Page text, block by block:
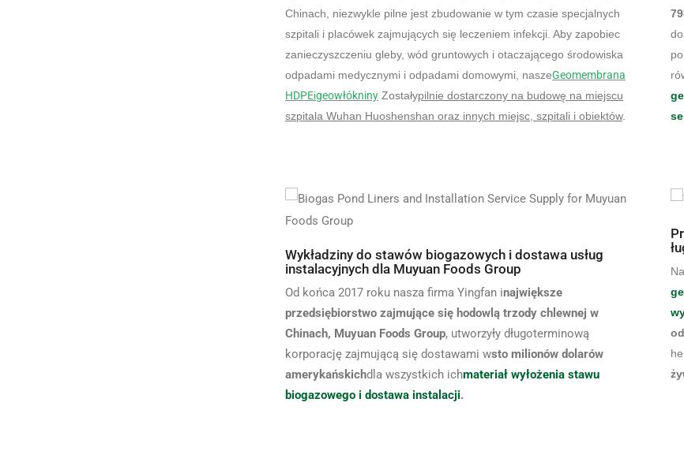
Chinach, niezwykle pilne jest zbudowanie w tym czasie specjalnych
szpitali i placówek zajmujących się leczeniem infekcji. Aby zapobiec
zanieczyszczeniu gleby, wód gruntowych i otaczającego środowiska
odpadami medycznymi i odpadami domowymi, naszeGeomembrana
HDPEigeowłókniny Zostałypilnie dostarczony na budowę na miejscu
szpitala Wuhan Huoshenshan oraz innych miejsc, szpitali i obiektów.
Wykładziny do stawów biogazowych i dostawa usług
instalacyjnych dla Muyuan Foods Group
Od końca 2017 roku nasza firma Yingfan inajwiększe
przedsiębiorstwo zajmujące się hodowlą trzody chlewnej w
Chinach, Muyuan Foods Group, utworzyły długoterminową
korporację zajmującą się dostawami wsto milionów dolarów
amerykańskichdla wszystkich ichmateriał wyłożenia stawu
biogazowego i dostawa instalacji.